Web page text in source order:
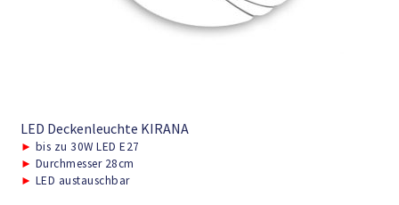
LED Deckenleuchte KIRANA
► bis zu 30W LED E27
► Durchmesser 28cm
► LED austauschbar